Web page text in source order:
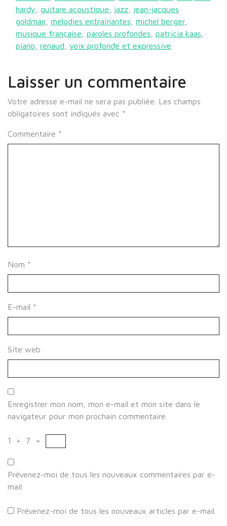
hardy
guitare acoustique jazz
jean-jacques
goldman
mélodies entraînantes michel berger
musique française
paroles profondes patricia kaas
piano
renaud voix profonde et expressive
Laisser un commentaire
Votre adresse e-mail ne sera pas publiée.
Les champs
obligatoires sont indiqués avec *
Commentaire *
Nom *
E-mail *
Site web
Enregistrer mon nom, mon e-mail et mon site dans le
navigateur pour mon prochain commentaire.
1 + 7 =
Prévenez-moi de tous les nouveaux commentaires par e-
mail.
Prévenez-moi de tous les nouveaux articles par e-mail.